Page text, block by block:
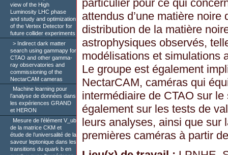
view of the High
Luminosity LHC phase
and study and optimization
of the Vertex Detector for
future collider experiments
Indirect dark matter
search using gammapy for
CTAO and other gamma-
ray observatories and
commissioning of the
NectarCAM cameras
Machine learning pour
l’analyse de données dans
les expériences GRAND
et HERON
Mesure de l’élément V_ub
de la matrice CKM et
étude de l’universalité de la
saveur leptonique dans les
transitions du quark b en
particulier pour ce qui
attendus d’une matière
distribution de la matière
astrophysiques observés,
modélisations et simulations
Le groupe est également
NectarCAM, caméras qui
intermédiaire de CTAO sur
également sur les tests de
leurs analyses, ainsi que sur
premières caméras à partir